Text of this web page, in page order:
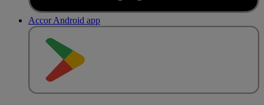
Accor Android app